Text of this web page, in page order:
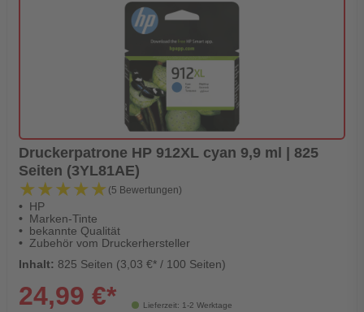
Druckerpatrone HP 912XL cyan 9,9 ml | 825
Seiten (3YL81AE)
★★★★★
★★★★★ (5 Bewertungen)
HP
Marken-Tinte
bekannte Qualität
Zubehör vom Druckerhersteller
Inhalt: 825 Seiten (3,03 €* / 100 Seiten)
Lieferzeit: 1-2 Werktage
24,99 €*